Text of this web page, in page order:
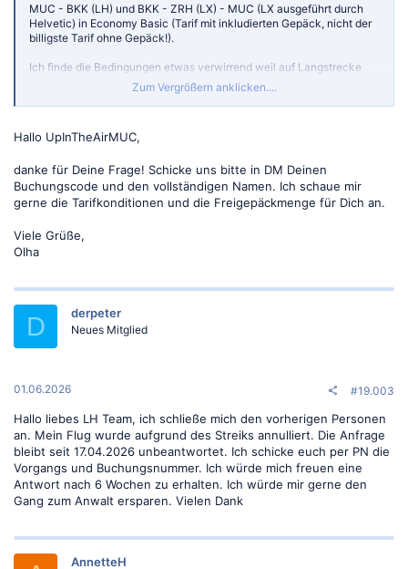
MUC - BKK (LH) und BKK - ZRH (LX) - MUC (LX ausgeführt durch
Helvetic) in Economy Basic (Tarif mit inkludierten Gepäck, nicht der
billigste Tarif ohne Gepäck!).
Ich finde die Bedingungen etwas verwirrend weil auf Langstrecke
bzw. Kurzstrecke der Tarif Basic unterschiedliche Dinge bedeutet
(Kurzstrecke: kein Gepäck, Langstrecke: Gepäck vorhanden).
Zum Vergrößern anklicken....
Hallo UpInTheAirMUC,
danke für Deine Frage! Schicke uns bitte in DM Deinen
Buchungscode und den vollständigen Namen. Ich schaue mir
gerne die Tarifkonditionen und die Freigepäckmenge für Dich an.
Viele Grüße,
Olha
D derpeter
Neues Mitglied
01.06.2026 #19.003
Hallo liebes LH Team, ich schließe mich den vorherigen Personen
an. Mein Flug wurde aufgrund des Streiks annulliert. Die Anfrage
bleibt seit 17.04.2026 unbeantwortet. Ich schicke euch per PN die
Vorgangs und Buchungsnummer. Ich würde mich freuen eine
Antwort nach 6 Wochen zu erhalten. Ich würde mir gerne den
Gang zum Anwalt ersparen. Vielen Dank
AnnetteH